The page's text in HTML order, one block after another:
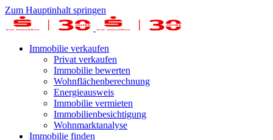
Zum Hauptinhalt springen
Immobilie verkaufen
Privat verkaufen
Immobilie bewerten
Wohnflächenberechnung
Energieausweis
Immobilie vermieten
Immobilienbesichtigung
Wohnmarktanalyse
Immobilie finden